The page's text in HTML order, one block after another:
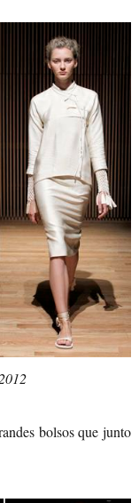
bolsos que junto